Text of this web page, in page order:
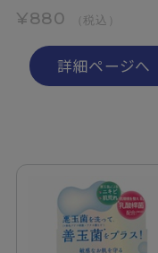
よくあるご質問
利用規約
¥880 （税込）
詳細ページへ